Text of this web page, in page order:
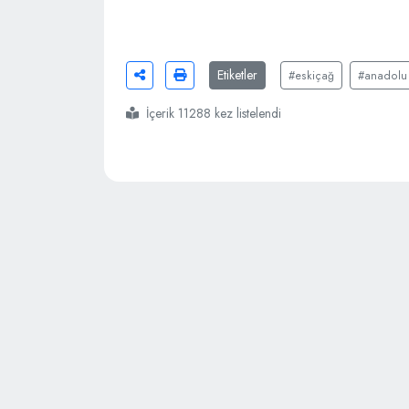
Etiketler #eskiçağ #anadolu
İçerik 11288 kez listelendi